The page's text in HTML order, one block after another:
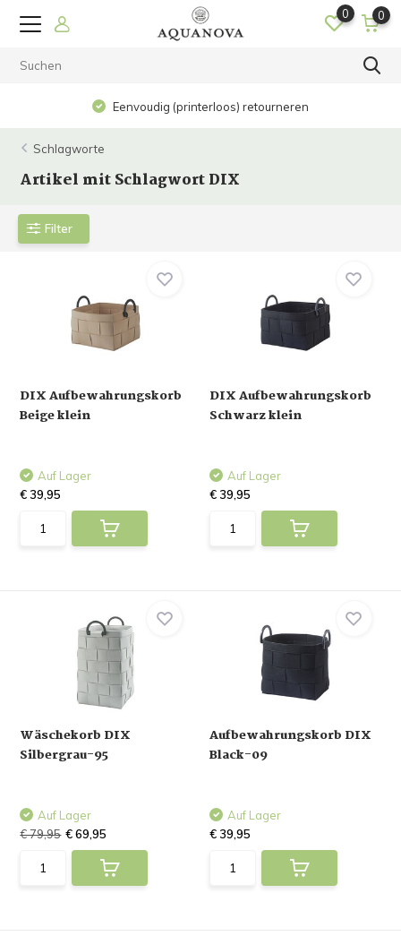
0 0
Eenvoudig (printerloos) retourneren
Schlagworte
Artikel mit Schlagwort DIX
Filter
DIX Aufbewahrungskorb
Beige klein
Auf Lager
€ 39,95
DIX Aufbewahrungskorb
Schwarz klein
Auf Lager
€ 39,95
Wäschekorb DIX
Silbergrau-95
Auf Lager
€ 79,95 € 69,95
Aufbewahrungskorb DIX
Black-09
Auf Lager
€ 39,95